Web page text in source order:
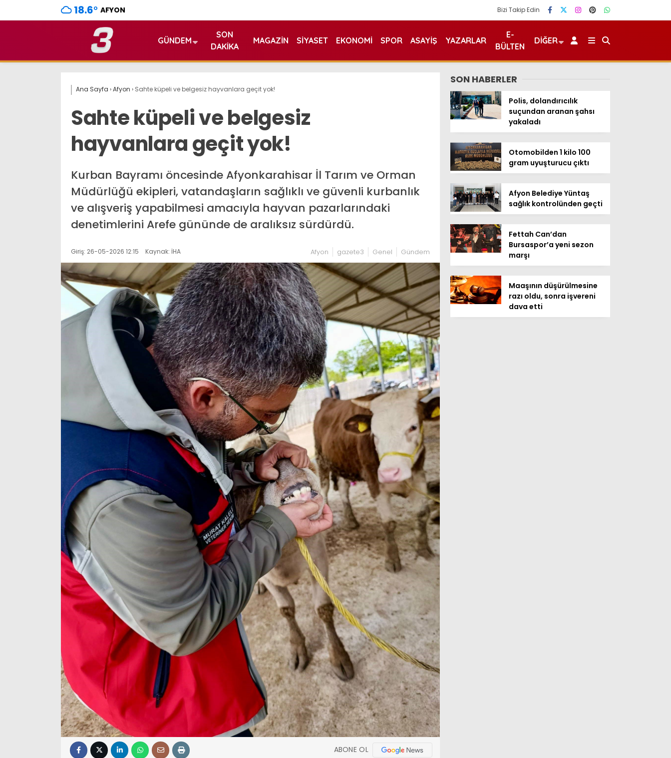
18.6° AFYON Bizi Takip Edin
GÜNDEM
SON
DAKIKA
MAGAZIN SIYASET EKONOMI SPOR ASAYIŞ YAZARLAR
E-
BÜLTEN
DIĞER
Ana Sayfa ›Afyon › Sahte küpeli ve belgesiz hayvanlara geçit yok!
Sahte küpeli ve belgesiz
hayvanlara geçit yok!
Kurban Bayramı öncesinde Afyonkarahisar İl Tarım ve Orman
Müdürlüğü ekipleri, vatandaşların sağlıklı ve güvenli kurbanlık
ve alışveriş yapabilmesi amacıyla hayvan pazarlarındaki
denetimlerini Arefe gününde de aralıksız sürdürdü.
Giriş: 26-05-2026 12:15 Kaynak: İHA Afyon gazete3 Genel Gündem
ABONE OL
SON HABERLER
Polis, dolandırıcılık
suçundan aranan şahsı
yakaladı
Otomobilden 1 kilo 100
gram uyuşturucu çıktı
Afyon Belediye Yüntaş
sağlık kontrolünden geçti
Fettah Can’dan
Bursaspor’a yeni sezon
marşı
Maaşının düşürülmesine
razı oldu, sonra işvereni
dava etti